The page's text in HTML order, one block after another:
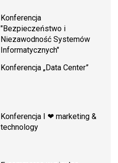
Konferencja
"Bezpieczeństwo i
Niezawodność Systemów
Informatycznych"
Konferencja „Data Center”
Konferencja I ❤ marketing &
technology